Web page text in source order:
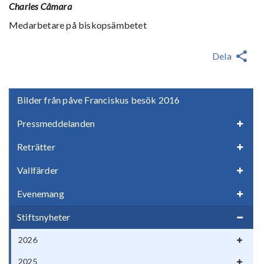
Bilder från påve Franciskus besök 2016
Pressmeddelanden
Reträtter
Vallfärder
Evenemang
Stiftsnyheter
2026
2025
Charles Câmara
Medarbetare på biskopsämbetet
Dela